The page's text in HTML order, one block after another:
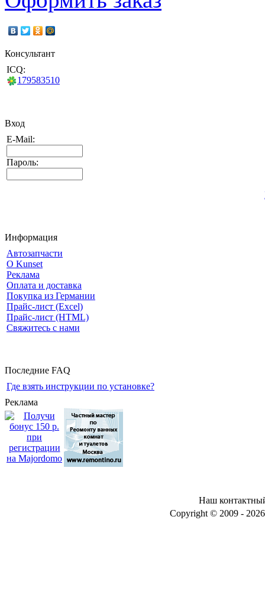
Консультант
ICQ:
179583510
Вход
E-Mail:
Пароль:
Информация
Автозапчасти
О Kunset
Реклама
Оплата и доставка
Покупка из Германии
Прайс-лист (Excel)
Прайс-лист (HTML)
Свяжитесь с нами
Последние FAQ
Где взять инструкции по установке?
Реклама
Наш
Copyright © 2009 -